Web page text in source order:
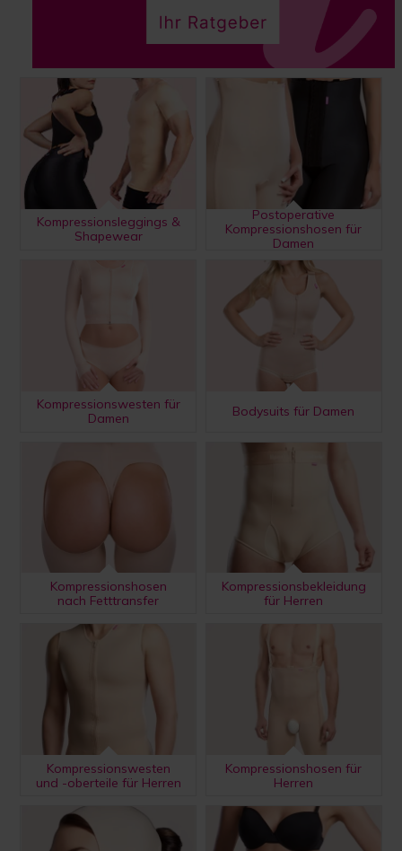
Kompressionsleggings &
Shapewear
Postoperative
Kompressionshosen für
Damen
Kompressionswesten für
Damen
Bodysuits für Damen
Kompressionshosen
nach Fetttransfer
Kompressionsbekleidung
für Herren
Kompressionswesten
und -oberteile für Herren
Kompressionshosen für
Herren